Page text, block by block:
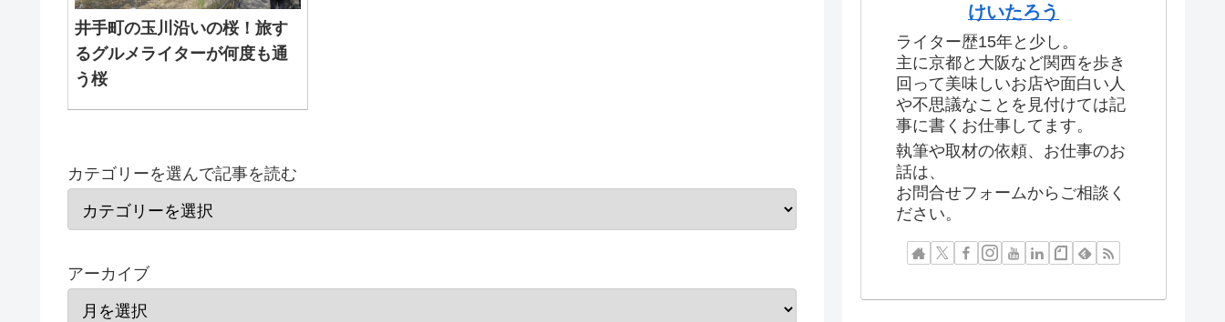
井手町の玉川沿いの桜！旅す
るグルメライターが何度も通
う桜
カテゴリーを選んで記事を読む
アーカイブ
けいたろう
ライター歴15年と少し。
主に京都と大阪など関西を歩き
回って美味しいお店や面白い人
や不思議なことを見付けては記
事に書くお仕事してます。
執筆や取材の依頼、お仕事のお
話は、
お問合せフォームからご相談く
ださい。